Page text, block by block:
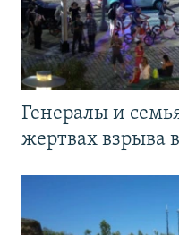
Генералы и
жертвах взрыва